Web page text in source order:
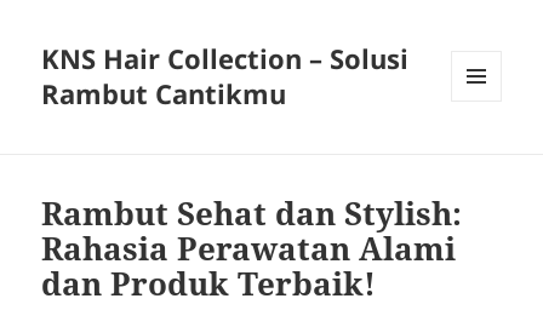
KNS Hair Collection – Solusi
Rambut Cantikmu
Rambut Sehat dan Stylish:
Rahasia Perawatan Alami
dan Produk Terbaik!